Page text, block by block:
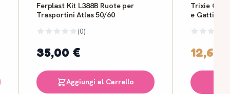
Ferplast Kit L388B Ruote per
Trasportini Atlas 50/60
(0)
35,00 €
Aggiungi al Carrello
Trixie
e Gatti in
12,65